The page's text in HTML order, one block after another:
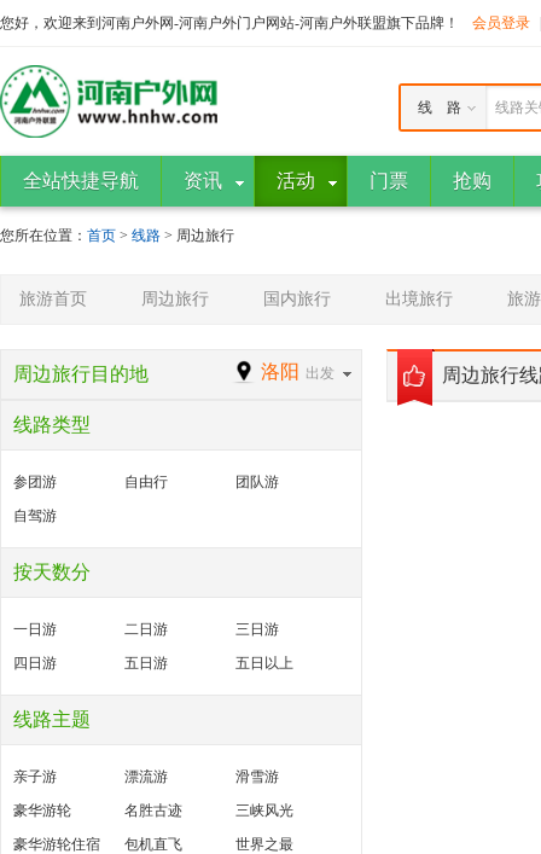
您好，欢迎来到河南户外网-河南户外门户网站-河南户外联盟旗下品牌！ 会员登录
线路
线 路
全站快捷导航 资讯 活动 门票 抢购
您所在位置： 首页 > 线路 > 周边旅行
旅游首页 周边旅行 国内旅行 出境旅行 旅
周边旅行目的地 洛阳 出发
线路类型
参团游 自由行
团队游
自驾游
按天数分
一日游 二日游
三日游
四日游
五日游 五日以上
线路主题
亲子游 漂流游
滑雪游
豪华游轮
名胜古迹
三峡风光
豪华游轮住宿
包机直飞
世界之最
周边旅行